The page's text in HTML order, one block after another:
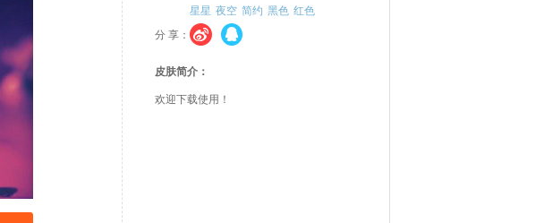
星星 夜空 简约 黑色 红色
分 享：
皮肤简介：
欢迎下载使用！